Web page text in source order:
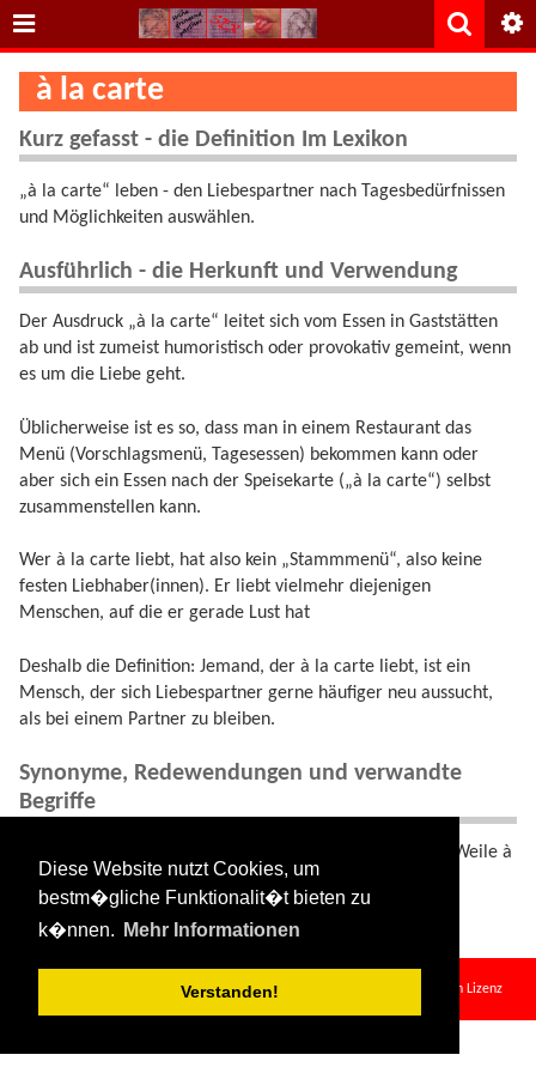
Diese Website nutzt Cookies, um
bestm�gliche Funktionalit�t bieten zu
k�nnen.
Mehr Informationen
Verstanden!
à la carte
Kurz gefasst - die Definition Im Lexikon
„à la carte“ leben - den Liebespartner nach Tagesbedürfnissen
und Möglichkeiten auswählen.
Ausführlich - die Herkunft und Verwendung
Der Ausdruck „à la carte“ leitet sich vom Essen in Gaststätten
ab und ist zumeist humoristisch oder provokativ gemeint, wenn
es um die Liebe geht.
Üblicherweise ist es so, dass man in einem Restaurant das
Menü (Vorschlagsmenü, Tagesessen) bekommen kann oder
aber sich ein Essen nach der Speisekarte („à la carte“) selbst
zusammenstellen kann.
Wer à la carte liebt, hat also kein „Stammmenü“, also keine
festen Liebhaber(innen). Er liebt vielmehr diejenigen
Menschen, auf die er gerade Lust hat
Deshalb die Definition: Jemand, der à la carte liebt, ist ein
Mensch, der sich Liebespartner gerne häufiger neu aussucht,
als bei einem Partner zu bleiben.
Synonyme, Redewendungen und verwandte
Begriffe
Beispiel: „Nach meiner Scheidung habe ich eine Weile à
la carte gelebt“.
alacarte.txt· Zuletzt geändert:2024/08/11 09:33von127.0.0.1
Falls nicht anders bezeichnet, ist der Inhalt dieses Wikis unter der folgenden Lizenz